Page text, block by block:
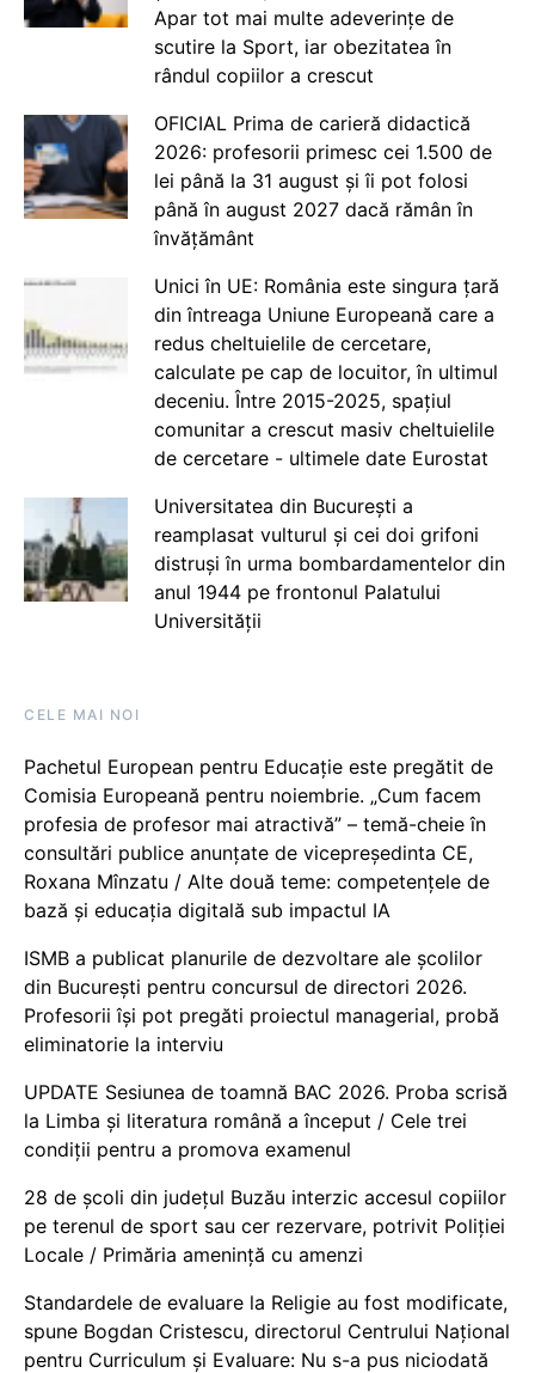
Apar tot mai multe adeverințe de
scutire la Sport, iar obezitatea în
rândul copiilor a crescut
OFICIAL Prima de carieră didactică
2026: profesorii primesc cei 1.500 de
lei până la 31 august și îi pot folosi
până în august 2027 dacă rămân în
învățământ
Unici în UE: România este singura țară
din întreaga Uniune Europeană care a
redus cheltuielile de cercetare,
calculate pe cap de locuitor, în ultimul
deceniu. Între 2015-2025, spațiul
comunitar a crescut masiv cheltuielile
de cercetare - ultimele date Eurostat
Universitatea din București a
reamplasat vulturul și cei doi grifoni
distruși în urma bombardamentelor din
anul 1944 pe frontonul Palatului
Universității
CELE MAI NOI
Pachetul European pentru Educație este pregătit de
Comisia Europeană pentru noiembrie. „Cum facem
profesia de profesor mai atractivă” – temă-cheie în
consultări publice anunțate de vicepreședinta CE,
Roxana Mînzatu / Alte două teme: competențele de
bază și educația digitală sub impactul IA
ISMB a publicat planurile de dezvoltare ale școlilor
din București pentru concursul de directori 2026.
Profesorii își pot pregăti proiectul managerial, probă
eliminatorie la interviu
UPDATE Sesiunea de toamnă BAC 2026. Proba scrisă
la Limba și literatura română a început / Cele trei
condiții pentru a promova examenul
28 de școli din județul Buzău interzic accesul copiilor
pe terenul de sport sau cer rezervare, potrivit Poliției
Locale / Primăria amenință cu amenzi
Standardele de evaluare la Religie au fost modificate,
spune Bogdan Cristescu, directorul Centrului Național
pentru Curriculum și Evaluare: Nu s-a pus niciodată